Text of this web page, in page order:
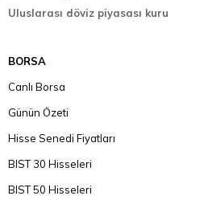
Uluslarası döviz piyasası kuru
BORSA
Canlı Borsa
Günün Özeti
Hisse Senedi Fiyatları
BIST 30 Hisseleri
BIST 50 Hisseleri